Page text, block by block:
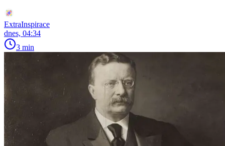
ExtraInspirace
dnes, 04:34
3 min